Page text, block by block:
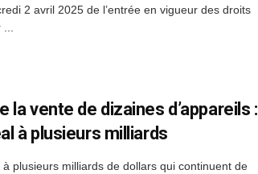
2 avril 2025 de l’entrée en vigueur des droits
la vente de dizaines d’appareils :
à plusieurs milliards
plusieurs milliards de dollars qui continuent de